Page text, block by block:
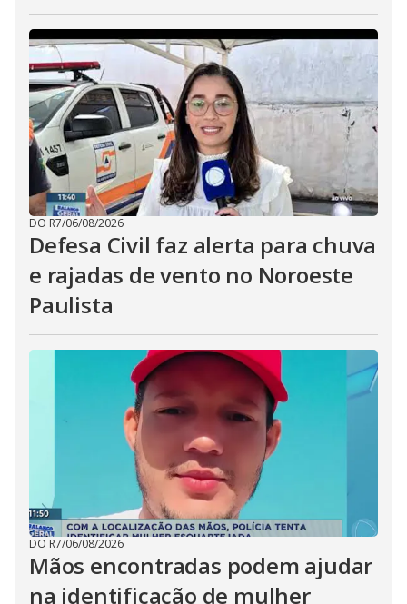
DO R7/06/08/2026
Defesa Civil faz alerta para chuva
e rajadas de vento no Noroeste
Paulista
DO R7/06/08/2026
Mãos encontradas podem ajudar
na identificação de mulher